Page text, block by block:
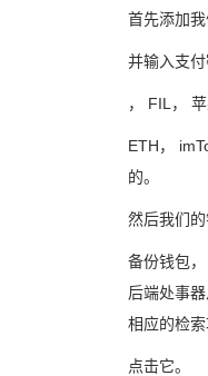
首先添加
并输入支付
， FIL，
ETH，
的。
然后我们
备份钱包
后端处事
相应的检索
点击它。